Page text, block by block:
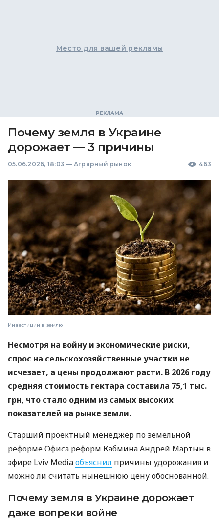
Место для вашей рекламы
Почему земля в Украине
дорожает — 3 причины
05.06.2026, 18:03 — Аграрный рынок 463
Инвестиции в землю
Несмотря на войну и экономические риски,
спрос на сельскохозяйственные участки не
исчезает, а цены продолжают расти. В 2026 году
средняя стоимость гектара составила 75,1 тыс.
грн, что стало одним из самых высоких
показателей на рынке земли.
Старший проектный менеджер по земельной
реформе Офиса реформ Кабмина Андрей Мартын в
эфире Lviv Mediaобъяснил причины удорожания и
можно ли считать нынешнюю цену обоснованной.
Почему земля в Украине дорожает
даже вопреки войне